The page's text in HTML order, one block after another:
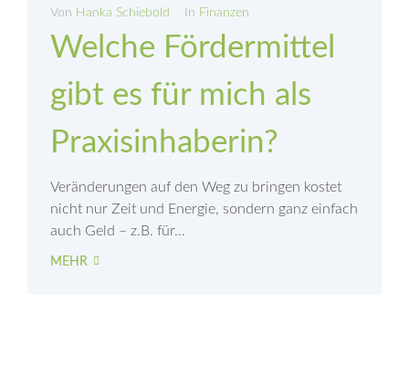
Von Hanka Schiebold In Finanzen
Welche Fördermittel
gibt es für mich als
Praxisinhaberin?
Veränderungen auf den Weg zu bringen kostet
nicht nur Zeit und Energie, sondern ganz einfach
auch Geld – z.B. für...
MEHR